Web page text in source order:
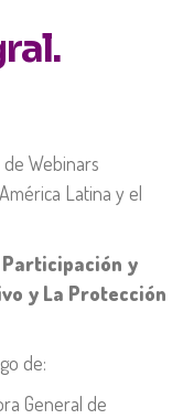
Webinars
Latina y el
y
y La Protección
de:
General de